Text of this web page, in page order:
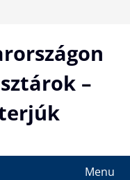
–
Menu